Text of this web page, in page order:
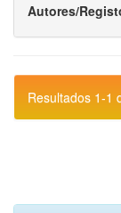
Autores/
Resultados 1-1